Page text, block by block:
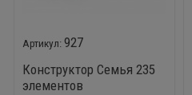
927
Конструктор Семья 235
элементов